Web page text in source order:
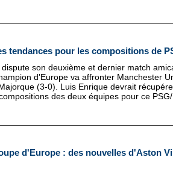
tendances pour les compositions de
son deuxième et dernier match
d'Europe va affronter Manchester
(3-0). Luis Enrique devrait
des deux équipes pour ce PSG/
d'Europe : des nouvelles d'Aston